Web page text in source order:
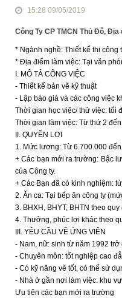
15:28 09/05/2019
Công Ty CP TMCN Thủ Đô,
* Ngành nghề: Thiết kế thi công
* Địa điểm làm việc: Tại văn
I. MÔ TẢ CÔNG VIỆC
- Thiết kế bản vẽ kỹ thuật
- Lập báo giá và các công việc
Thời gian học việc/ thử việc: tối
Thời gian làm việc: Từ thứ 2
II. QUYỀN LỢI
1. Mức lương: Từ 6.700.000
+ Các bạn mới ra trường: Bậc
của Công ty.
+ Các Bạn đã có kinh nghiệm:
2. Ăn ca: Tại bếp ăn công ty
3. BHXH, BHYT, BHTN theo
4. Thưởng, phúc lợi khác theo
III. YÊU CẦU VỀ ỨNG VIÊN
- Nam, nữ: sinh từ năm 1992 trở
- Chuyên môn: tốt nghiệp cao
- Có kỹ năng vẽ tốt, có thể sử
- Nhà ở gần nơi làm việc: khu
Ưu tiên các bạn mới ra trường